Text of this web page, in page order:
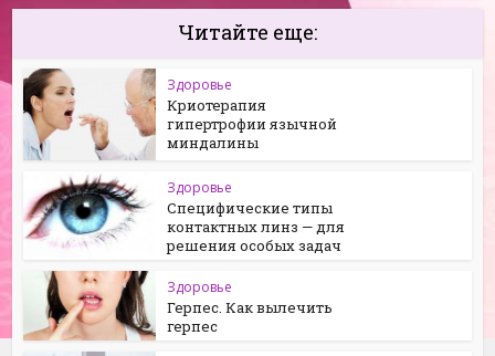
Читайте еще:
Здоровье
​​​​​​​Криотерапия
гипертрофии язычной
миндалины
Здоровье
Специфические типы
контактных линз — для
решения особых задач
Здоровье
Герпес. Как вылечить
герпес